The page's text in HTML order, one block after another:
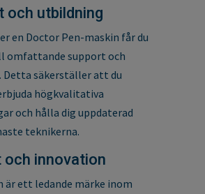
och utbildning
en Doctor Pen-maskin får du
omfattande support och
säkerställer att du
högkvalitativa
och hålla dig uppdaterad
teknikerna.
och innovation
är ett ledande märke inom